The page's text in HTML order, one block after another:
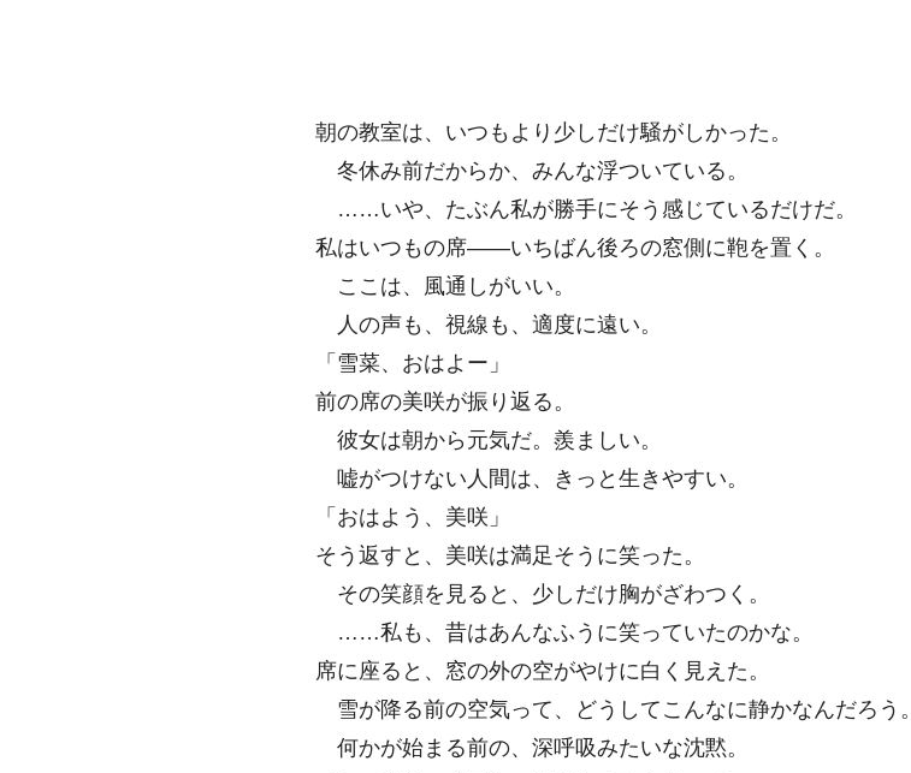
朝の教室は、いつもより少しだけ騒がしかった。
冬休み前だからか、みんな浮ついている。
……いや、たぶん私が勝手にそう感じているだけだ。
私はいつもの席――いちばん後ろの窓側に鞄を置く。
ここは、風通しがいい。
人の声も、視線も、適度に遠い。
「雪菜、おはよー」
前の席の美咲が振り返る。
彼女は朝から元気だ。羨ましい。
嘘がつけない人間は、きっと生きやすい。
「おはよう、美咲」
そう返すと、美咲は満足そうに笑った。
その笑顔を見ると、少しだけ胸がざわつく。
……私も、昔はあんなふうに笑っていたのかな。
席に座ると、窓の外の空がやけに白く見えた。
雪が降る前の空気って、どうしてこんなに静かなんだろう。
何かが始まる前の、深呼吸みたいな沈黙。